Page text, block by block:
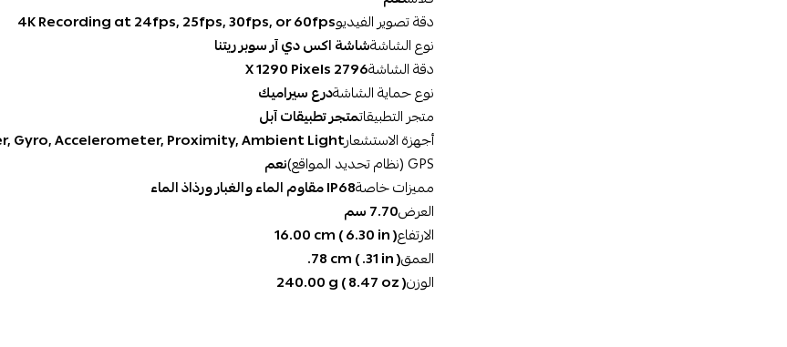
دقة تصوير الفيديو4K Recording at 24fps, 25fps, 30fps, or 60fps
نوع الشاشةشاشة اكس دي آر سوبر ريتنا
دقة الشاشة2796 X 1290 Pixels
نوع حماية الشاشةدرع سيراميك
متجر التطبيقاتمتجر تطبيقات آبل
أجهزة الاستشعارGyro, Accelerometer, Proximity, Ambient Light‎
GPS (نظام تحديد المواقع)
نعم
مميزات خاصة‎IP68‎ مقاوم الماء والغبار ورذاذ الماء‎
العرض‎7.70 سم‎
الارتفاع‎16‎.00‎ cm ( ‎6‎.30‎ in )‎
العمق‎.78‎ cm ( .31‎ in )‎
الوزن‎240‎.00‎ g ( ‎8‎.47‎ oz )‎